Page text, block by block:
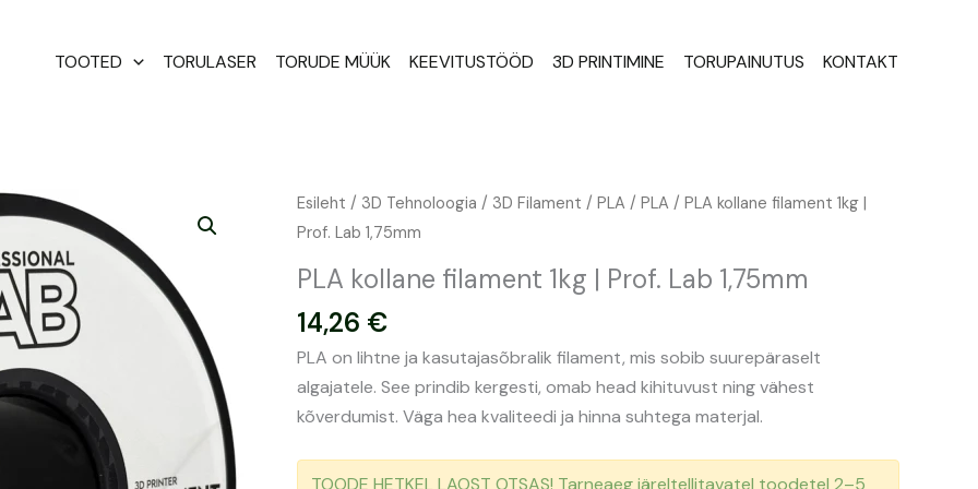
TOOTED TORULASER TORUDE MÜÜK KEEVITUSTÖÖD 3D PRINTIMINE TORUPAINUTUS KONTAKT
Esileht / 3D Tehnoloogia / 3D Filament / PLA / PLA / PLA kollane filament 1kg |
Prof. Lab 1,75mm
PLA kollane filament 1kg | Prof. Lab 1,75mm
14,26 €
PLA on lihtne ja kasutajasõbralik filament, mis sobib suurepäraselt
algajatele. See prindib kergesti, omab head kihituvust ning vähest
kõverdumist. Väga hea kvaliteedi ja hinna suhtega materjal.
TOODE HETKEL LAOST OTSAS! Tarneaeg järeltellitavatel toodetel 2–5
PLA
kollane
1kg
|
Prof.
Lab
1,75mm